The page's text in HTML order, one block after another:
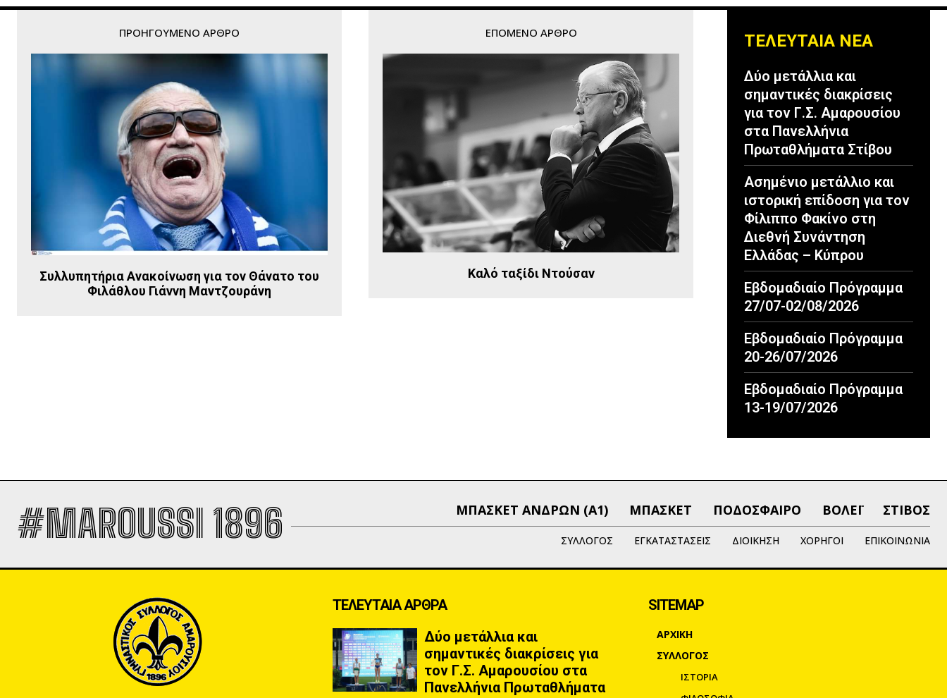
ΠΡΟΗΓΟΎΜΕΝΟ ΆΡΘΡΟ
Συλλυπητήρια Ανακοίνωση για τον Θάνατο του
Φιλάθλου Γιάννη Μαντζουράνη
ΕΠΌΜΕΝΟ ΆΡΘΡΟ
Καλό ταξίδι Ντούσαν
ΤΕΛΕΥΤΑΙΑ ΝΕΑ
Δύο μετάλλια και
σημαντικές διακρίσεις
για τον Γ.Σ. Αμαρουσίου
στα Πανελλήνια
Πρωταθλήματα Στίβου
Ασημένιο μετάλλιο και
ιστορική επίδοση για τον
Φίλιππο Φακίνο στη
Διεθνή Συνάντηση
Ελλάδας – Κύπρου
Εβδομαδιαίο Πρόγραμμα
27/07-02/08/2026
Εβδομαδιαίο Πρόγραμμα
20-26/07/2026
Εβδομαδιαίο Πρόγραμμα
13-19/07/2026
#MAROUSSI 1896 ΜΠΑΣΚΕΤ ΑΝΔΡΩΝ (Α1) ΜΠΑΣΚΕΤ ΠΟΔΟΣΦΑΙΡΟ ΒΟΛΕΪ ΣΤΙΒΟΣ
ΣΥΛΛΟΓΟΣ ΕΓΚΑΤΑΣΤΑΣΕΙΣ ΔΙΟΙΚΗΣΗ ΧΟΡΗΓΟΙ ΕΠΙΚΟΙΝΩΝΙΑ
ΤΕΛΕΥΤΑΙΑ ΑΡΘΡΑ
Δύο μετάλλια και
σημαντικές διακρίσεις για
τον Γ.Σ. Αμαρουσίου στα
Πανελλήνια Πρωταθλήματα
SITEMAP
ΑΡΧΙΚΗ
ΣΥΛΛΟΓΟΣ
ΙΣΤΟΡΙΑ